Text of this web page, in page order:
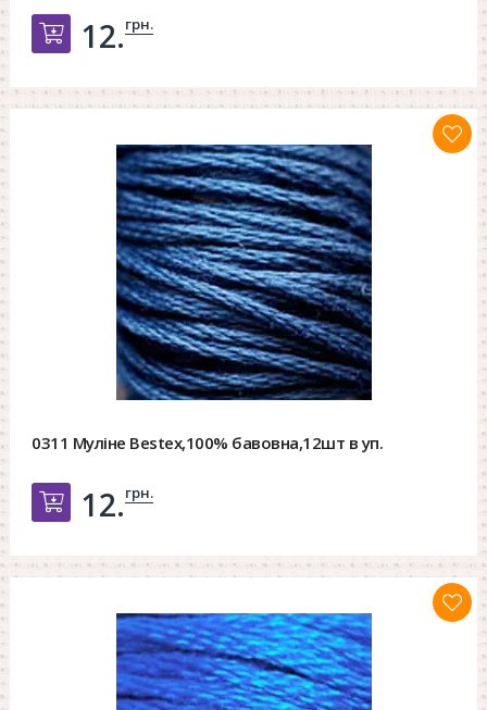
Добавить в корзину
12.грн.
0311 Муліне Bestex,100% бавовна,12шт в уп.
Добавить в корзину
12.грн.